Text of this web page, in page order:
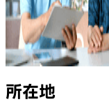
所在地